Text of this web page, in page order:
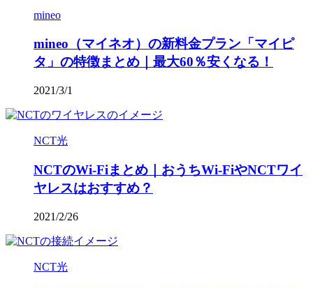
mineo
mineo（マイネオ）の新料金プラン「マイピ
タ」の特徴まとめ｜最大60％安くなる！
2021/3/1
NCT光
NCTのWi-Fiまとめ｜おうちWi-FiやNCTワイ
ヤレスはおすすめ？
2021/2/26
NCT光